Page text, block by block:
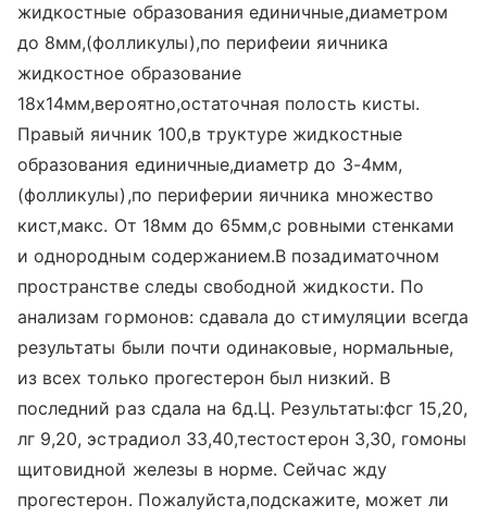
жидкостные образования единичные,диаметром
до 8мм,(фолликулы),по перифеии яичника
жидкостное образование
18x14мм,вероятно,остаточная полость кисты.
Правый яичник 100,в труктуре жидкостные
образования единичные,диаметр до 3-4мм,
(фолликулы),по периферии яичника множество
кист,макс. От 18мм до 65мм,с ровными стенками
и однородным содержанием.В позадиматочном
пространстве следы свободной жидкости. По
анализам гормонов: сдавала до стимуляции всегда
результаты были почти одинаковые, нормальные,
из всех только прогестерон был низкий. В
последний раз сдала на 6д.Ц. Результаты:фсг 15,20,
лг 9,20, эстрадиол 33,40,тестостерон 3,30, гомоны
щитовидной железы в норме. Сейчас жду
прогестерон. Пожалуйста,подскажите, может ли